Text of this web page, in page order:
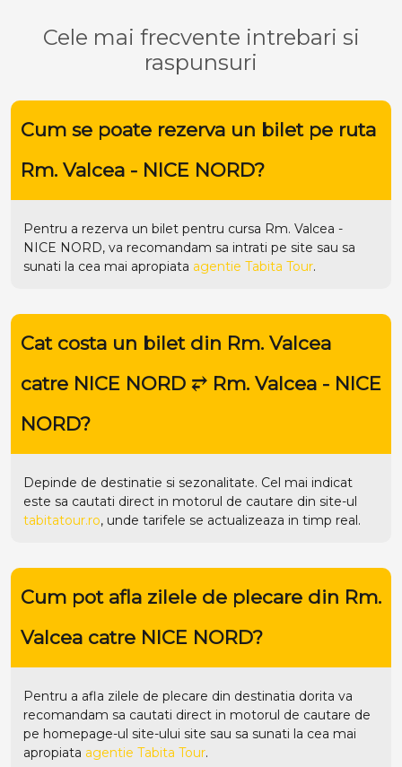
Cele mai frecvente intrebari si
raspunsuri
Cum se poate rezerva un bilet pe ruta
Rm. Valcea - NICE NORD?
Pentru a rezerva un bilet pentru cursa Rm. Valcea -
NICE NORD, va recomandam sa intrati pe site sau sa
sunati la cea mai apropiata agentie Tabita Tour.
Cat costa un bilet din Rm. Valcea
catre NICE NORD ⥂ Rm. Valcea - NICE
NORD?
Depinde de destinatie si sezonalitate. Cel mai indicat
este sa cautati direct in motorul de cautare din site-ul
tabitatour.ro, unde tarifele se actualizeaza in timp real.
Cum pot afla zilele de plecare din Rm.
Valcea catre NICE NORD?
Pentru a afla zilele de plecare din destinatia dorita va
recomandam sa cautati direct in motorul de cautare de
pe homepage-ul site-ului site sau sa sunati la cea mai
apropiata agentie Tabita Tour.